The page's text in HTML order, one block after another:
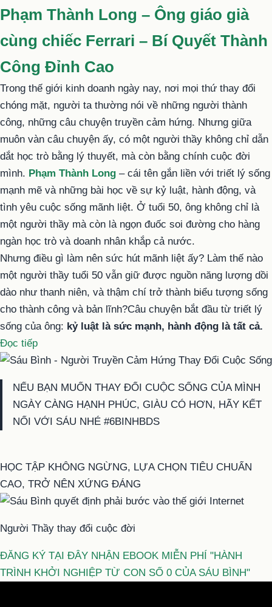
LÀM
THAY
ĐỔI
CÁCH
SÁU
NHÌN
VỀ
KINH
DOANH
–
PHẠM
THÀNH
LONG
VÀ
“GÃ
ĂN
MÀY
GIÀU
CÓ””
trong
Phạm Thành Long – Ông giáo già
cùng chiếc Ferrari – Bí Quyết Thành
Công Đỉnh Cao
Trong thế giới kinh doanh ngày nay, nơi mọi thứ thay đổi
chóng mặt, người ta thường nói về những người thành
công, những câu chuyện truyền cảm hứng. Nhưng giữa
muôn vàn câu chuyện ấy, có một người thầy không chỉ dẫn
dắt học trò bằng lý thuyết, mà còn bằng chính cuộc đời
mình. Phạm Thành Long – cái tên gắn liền với triết lý sống
mạnh mẽ và những bài học về sự kỷ luật, hành động, và
tình yêu cuộc sống mãnh liệt. Ở tuổi 50, ông không chỉ là
một người thầy mà còn là ngọn đuốc soi đường cho hàng
ngàn học trò và doanh nhân khắp cả nước.
Nhưng điều gì làm nên sức hút mãnh liệt ấy? Làm thế nào
một người thầy tuổi 50 vẫn giữ được nguồn năng lượng dồi
dào như thanh niên, và thậm chí trở thành biểu tượng sống
cho thành công và bản lĩnh?Câu chuyện bắt đầu từ triết lý
sống của ông: kỷ luật là sức mạnh, hành động là tất cả.
Đọc tiếp“Phạm
Thành
–
Ông
giáo
cùng
chiếc
Ferrari
Bí
Thành
Công
NẾU BẠN MUỐN THAY ĐỔI CUỘC SỐNG CỦA MÌNH
NGÀY CÀNG HẠNH PHÚC, GIÀU CÓ HƠN, HÃY KẾT
NỐI VỚI SÁU NHÉ #6BINHBDS
HỌC TẬP KHÔNG NGỪNG, LỰA CHỌN TIÊU CHUẨN
CAO, TRỞ NÊN XỨNG ĐÁNG
Người Thầy thay đổi cuộc đời
ĐĂNG KÝ TẠI ĐÂY NHẬN EBOOK MIỄN PHÍ "HÀNH
TRÌNH KHỞI NGHIỆP TỪ CON SỐ 0 CỦA SÁU BÌNH"